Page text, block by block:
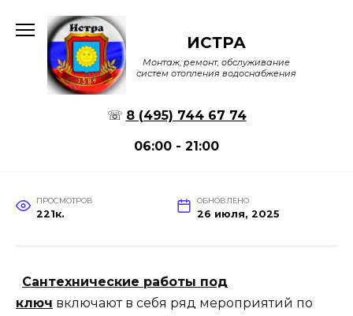
содержанию
ИСТРА
Монтаж, ремонт, обслуживание
систем отопления водоснабжения
☏ 8 (495) 744 67 74
06:00 - 21:00
ПРОСМОТРОВ
221к.
ОБНОВЛЕНО
26 июля, 2025
Сантехнические работы под
ключ включают в себя ряд мероприятий по